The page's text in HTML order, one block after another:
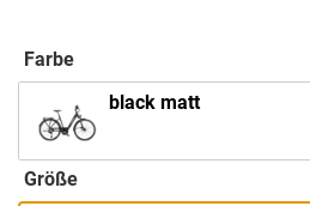
Farbe
black matt
Größe